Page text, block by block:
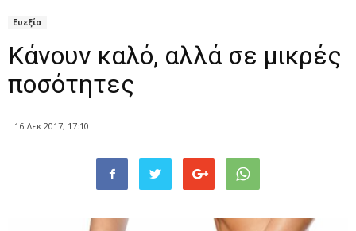
Ευεξία
Κάνουν καλό, αλλά σε μικρές
ποσότητες
16 Δεκ 2017, 17:10